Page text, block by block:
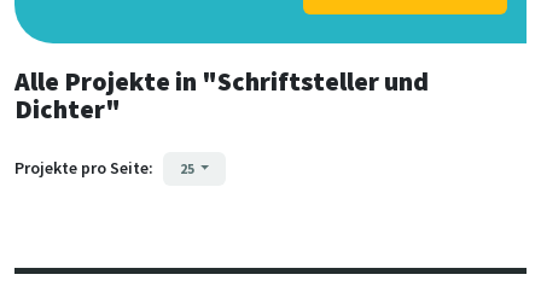
Alle Projekte in "Schriftsteller und
Dichter"
Projekte pro Seite: 25